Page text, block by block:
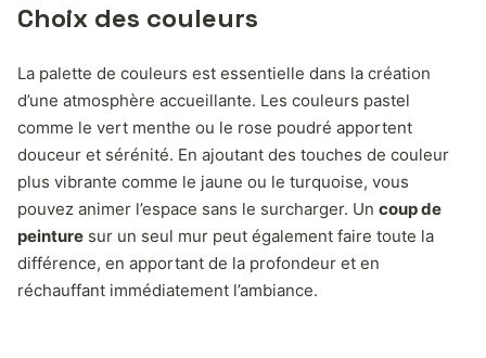
Choix des couleurs
La palette de couleurs est essentielle dans la création
d’une atmosphère accueillante. Les couleurs pastel
comme le vert menthe ou le rose poudré apportent
douceur et sérénité. En ajoutant des touches de couleur
plus vibrante comme le jaune ou le turquoise, vous
pouvez animer l’espace sans le surcharger. Un coup de
peinture sur un seul mur peut également faire toute la
différence, en apportant de la profondeur et en
réchauffant immédiatement l’ambiance.